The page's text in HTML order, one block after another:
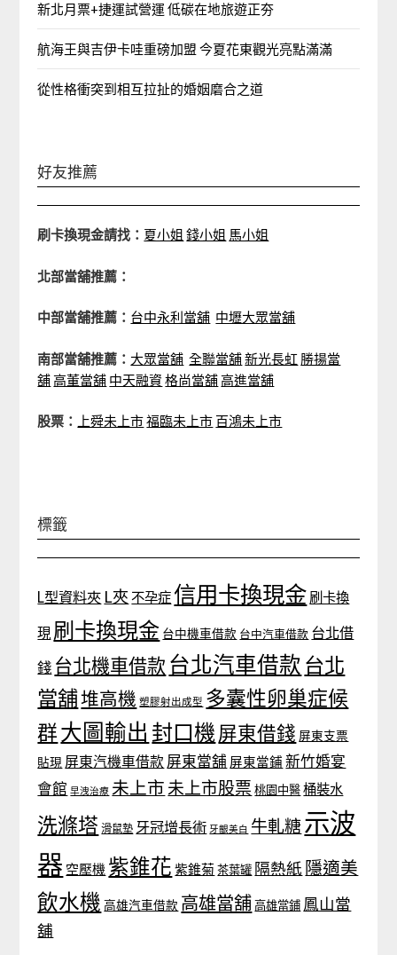
新北月票+捷運試營運 低碳在地旅遊正夯
航海王與吉伊卡哇重磅加盟 今夏花東觀光亮點滿滿
從性格衝突到相互拉扯的婚姻磨合之道
好友推薦
刷卡換現金請找： 夏小姐 錢小姐 馬小姐
北部當舖推薦：
中部當舖推薦： 台中永利當舖 中壢大眾當舖
南部當舖推薦： 大眾當舖 全聯當舖新光長虹 勝揚當
舖高董當舖 中天融資格尚當舖高進當舖
股票： 上舜未上市福臨未上市 百鴻未上市
標籤
L型資料夾 L夾 不孕症 信用卡換現金 刷卡換
現 刷卡換現金 台中機車借款 台中汽車借款 台北借
錢 台北機車借款 台北汽車借款 台北
當舖堆高機 塑膠射出成型 多囊性卵巢症候
群大圖輸出 封口機 屏東借錢 屏東支票
貼現 屏東汽機車借款 屏東當舖 屏東當鋪 新竹婚宴
會館 早洩治療 未上市 未上市股票 桃園中醫 桶裝水
洗滌塔 滑鼠墊 牙冠增長術 牙齦美白 牛軋糖示波
器 空壓機 紫錐花 紫錐菊 茶葉罐 隔熱紙 隱適美
飲水機 高雄汽車借款 高雄當舖 高雄當鋪 鳳山當
舖